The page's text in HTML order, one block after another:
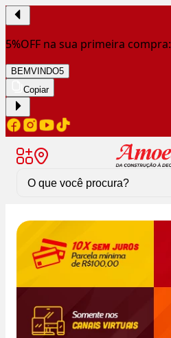
5%OFF na sua primeira compra:
BEMVINDO5
Copiar